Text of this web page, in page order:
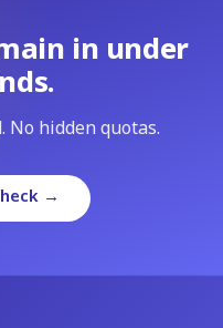
in under
No hidden quotas.
→